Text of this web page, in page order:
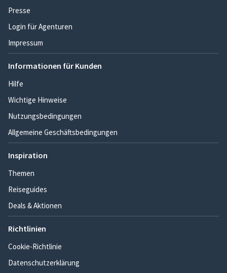
Presse
Login für Agenturen
Impressum
Informationen für Kunden
Hilfe
Wichtige Hinweise
Nutzungsbedingungen
Allgemeine Geschäftsbedingungen
Inspiration
Themen
Reiseguides
Deals & Aktionen
Richtlinien
Cookie-Richtlinie
Datenschutzerklärung